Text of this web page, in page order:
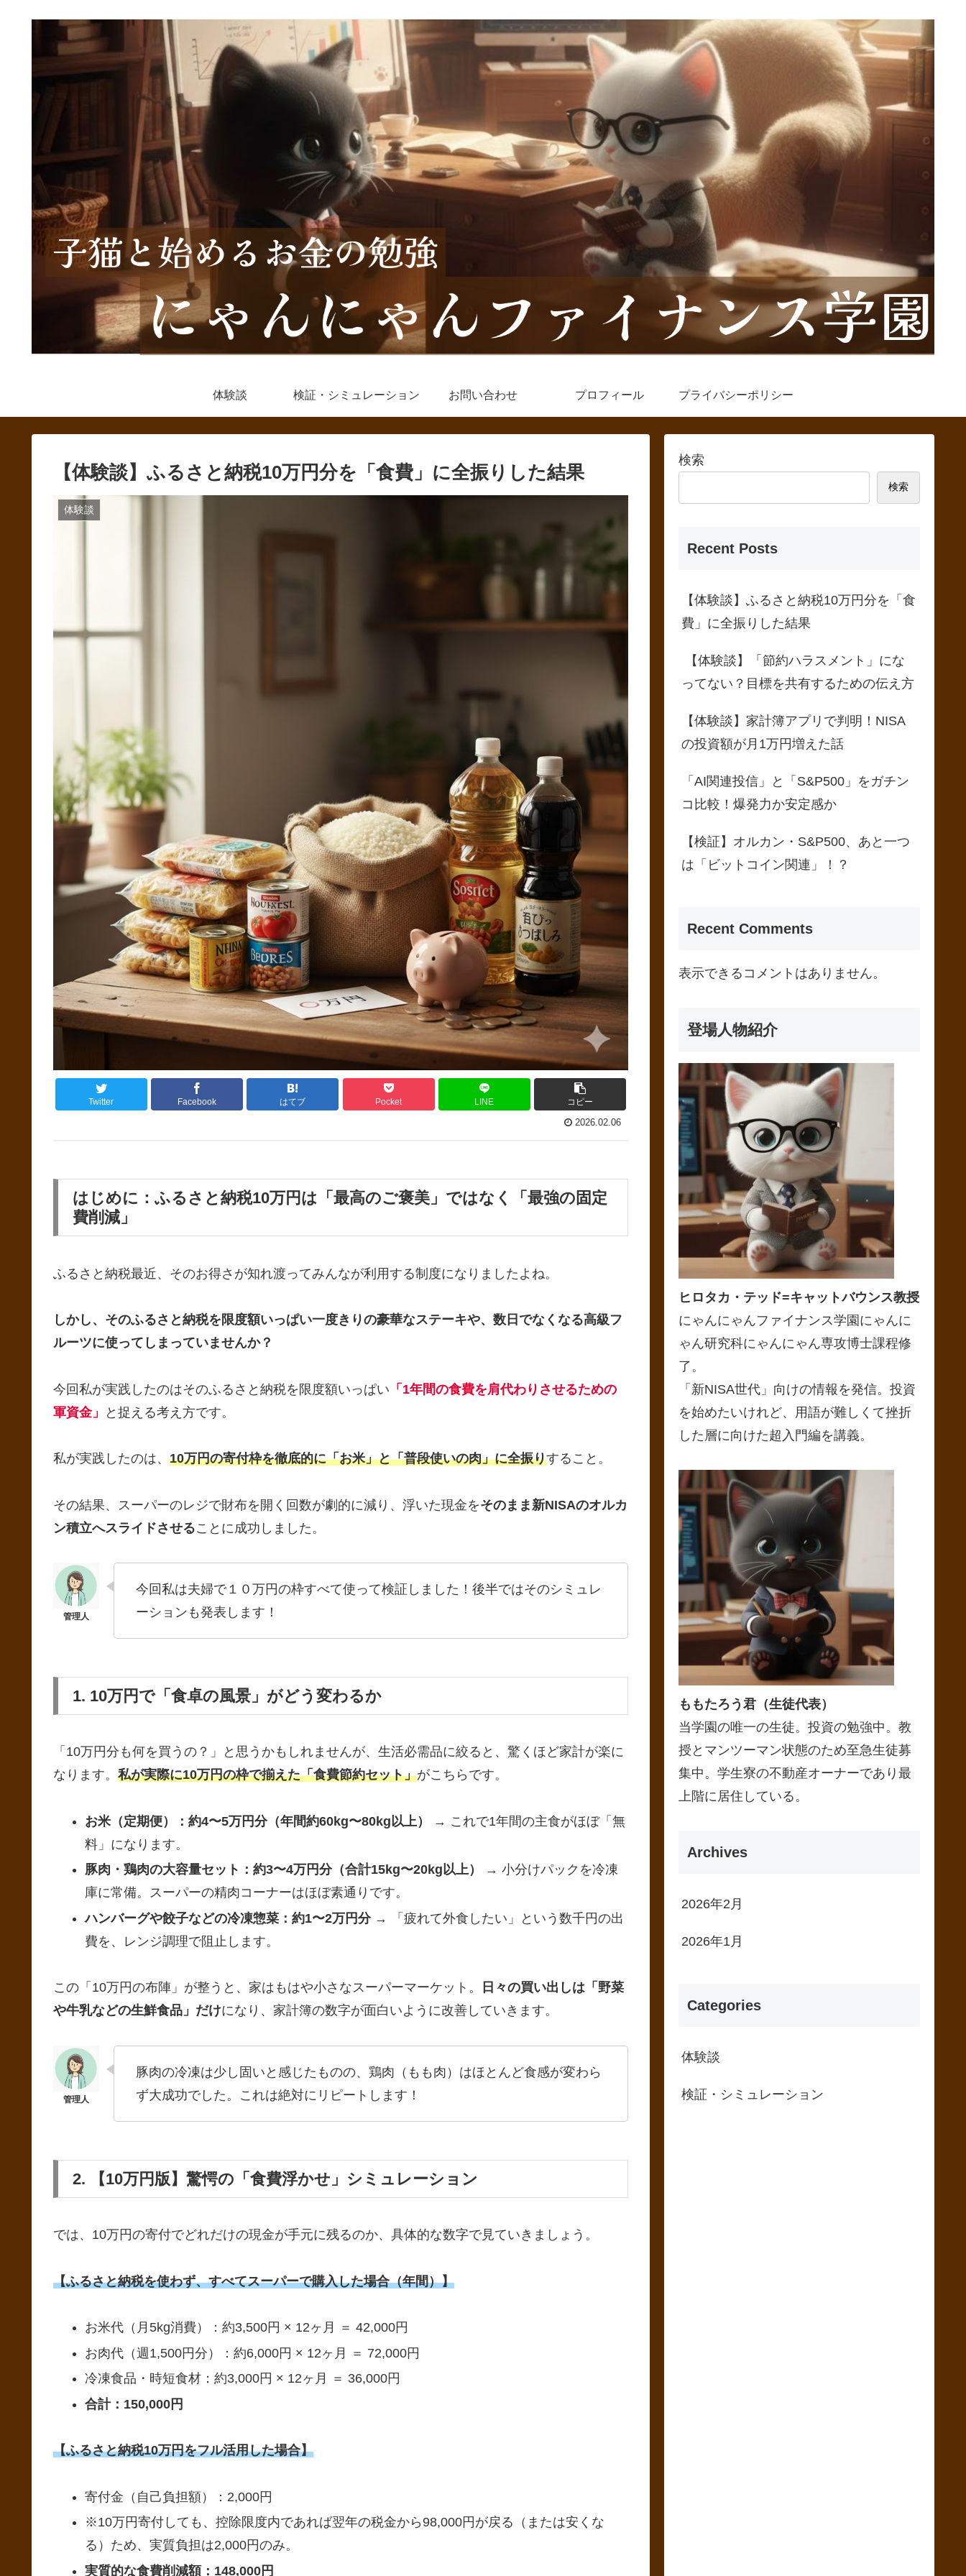
体験談 検証・シミュレーション お問い合わせ プロフィール プライバシーポリシー
【体験談】ふるさと納税10万円分を「食費」に全振りした結果
体験談
Twitter Facebook はてブ Pocket LINE コピー
2026.02.06
はじめに：ふるさと納税10万円は「最高のご褒美」ではなく「最強の固定
費削減」
ふるさと納税最近、そのお得さが知れ渡ってみんなが利用する制度になりましたよね。
しかし、そのふるさと納税を限度額いっぱい一度きりの豪華なステーキや、数日でなくなる高級フ
ルーツに使ってしまっていませんか？
今回私が実践したのはそのふるさと納税を限度額いっぱい 「1年間の食費を肩代わりさせるための
軍資金」
と捉える考え方です。
私が実践したのは、 10万円の寄付枠を徹底的に「お米」と「普段使いの肉」に全振りすること。
その結果、スーパーのレジで財布を開く回数が劇的に減り、浮いた現金をそのまま新NISAのオルカ
ン積立へスライドさせることに成功しました。
今回私は夫婦で１０万円の枠すべて使って検証しました！後半ではそのシミュレ
ーションも発表します！
1. 10万円で「食卓の風景」がどう変わるか
「10万円分も何を買うの？」と思うかもしれませんが、生活必需品に絞ると、驚くほど家計が楽に
なります。 私が実際に10万円の枠で揃えた「食費節約セット」がこちらです。
お米（定期便）：約4〜5万円分（年間約60kg〜80kg以上）
→ これで1年間の主食がほぼ「無
料」になります。
豚肉・鶏肉の大容量セット：約3〜4万円分（合計15kg〜20kg以上）
→ 小分けパックを冷凍
庫に常備。スーパーの精肉コーナーはほぼ素通りです。
ハンバーグや餃子などの冷凍惣菜：約1〜2万円分→ 「疲れて外食したい」という数千円の出
費を、レンジ調理で阻止します。
この「10万円の布陣」が整うと、家はもはや小さなスーパーマーケット。
日々の買い出しは「野菜
や牛乳などの生鮮食品」だけになり、家計簿の数字が面白いように改善していきます。
豚肉の冷凍は少し固いと感じたものの、鶏肉（もも肉）はほとんど食感が変わら
ず大成功でした。これは絶対にリピートします！
2. 【10万円版】驚愕の「食費浮かせ」シミュレーション
では、10万円の寄付でどれだけの現金が手元に残るのか、具体的な数字で見ていきましょう。
【ふるさと納税を使わず、すべてスーパーで購入した場合（年間）】
お米代（月5kg消費）：約3,500円 × 12ヶ月 ＝ 42,000円
お肉代（週1,500円分）：約6,000円 × 12ヶ月 ＝ 72,000円
冷凍食品・時短食材：約3,000円 × 12ヶ月 ＝ 36,000円
合計：150,000円
【ふるさと納税10万円をフル活用した場合】
寄付金（自己負担額）：2,000円
※10万円寄付しても、控除限度内であれば翌年の税金から98,000円が戻る（または安くな
る）ため、実質負担は2,000円のみ。
実質的な食費削減額：148,000円
検索
検索
Recent Posts
【体験談】ふるさと納税10万円分を「食
費」に全振りした結果
【体験談】「節約ハラスメント」にな
ってない？目標を共有するための伝え方
【体験談】家計簿アプリで判明！NISA
の投資額が月1万円増えた話
「AI関連投信」と「S&P500」をガチン
コ比較！爆発力か安定感か
【検証】オルカン・S&P500、あと一つ
は「ビットコイン関連」！？
Recent Comments
表示できるコメントはありません。
登場人物紹介
ヒロタカ・テッド=キャットバウンス教授
にゃんにゃんファイナンス学園にゃんに
ゃん研究科にゃんにゃん専攻博士課程修
了。
「新NISA世代」向けの情報を発信。投資
を始めたいけれど、用語が難しくて挫折
した層に向けた超入門編を講義。
ももたろう君（生徒代表）
当学園の唯一の生徒。投資の勉強中。教
授とマンツーマン状態のため至急生徒募
集中。学生寮の不動産オーナーであり最
上階に居住している。
Archives
2026年2月
2026年1月
Categories
体験談
検証・シミュレーション